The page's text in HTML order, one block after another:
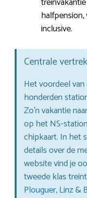
inclusive.
Centrale
Het voordeel
honderden
Zo’n vakantie
op het NS-
chipkaart. In het
details over de
website vind je
tweede klas
Plouguer,Linz&